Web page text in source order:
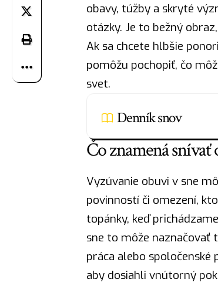
obavy, túžby a skryté
otázky. Je to bežný obraz
Ak sa chcete hlbšie
pomôžu pochopiť, čo
svet.
Denník snov
Čo znamená
Vyzúvanie obuvi v sne
povinností či omezení,
topánky, keď
sne to môže naznačovať
práca alebo
aby dosiahli vnútorný